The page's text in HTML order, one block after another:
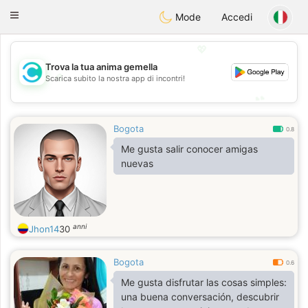
olombiaCitas
Toggle
Mode Accedi
💖
💕
Trova la tua anima gemella
Scarica subito la nostra app di incontri!
Bogota 0.8
Me gusta salir conocer amigas
nuevas
Jhon1430 anni
Bogota 0.6
Me gusta disfrutar las cosas simples:
una buena conversación, descubrir